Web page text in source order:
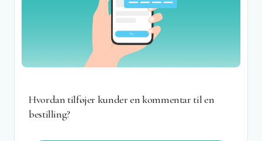
Hvordan tilføjer kunder en kommentar til en
bestilling?